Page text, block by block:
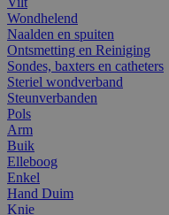
Wondhelend
Naalden en spuiten
Ontsmetting en Reiniging
Sondes, baxters en catheters
Steriel wondverband
Steunverbanden
Pols
Arm
Buik
Elleboog
Enkel
Hand Duim
Knie